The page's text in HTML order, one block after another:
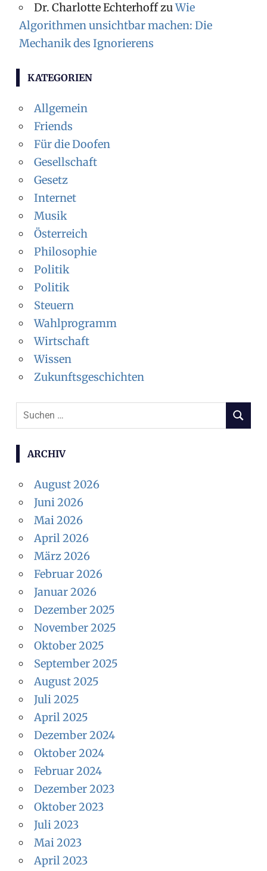
Dr. Charlotte EchterhoffzuWie
Algorithmen unsichtbar machen: Die
Mechanik des Ignorierens
KATEGORIEN
Allgemein
Friends
Für die Doofen
Gesellschaft
Gesetz
Internet
Musik
Österreich
Philosophie
Politik
Politik
Steuern
Wahlprogramm
Wirtschaft
Wissen
Zukunftsgeschichten
Suchen
nach:
SUCHEN
ARCHIV
August 2026
Juni 2026
Mai 2026
April 2026
März 2026
Februar 2026
Januar 2026
Dezember 2025
November 2025
Oktober 2025
September 2025
August 2025
Juli 2025
April 2025
Dezember 2024
Oktober 2024
Februar 2024
Dezember 2023
Oktober 2023
Juli 2023
Mai 2023
April 2023